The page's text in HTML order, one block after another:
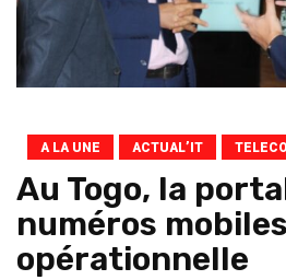
A LA UNE ACTUAL’IT
Au Togo, la
numéros
opérationnelle